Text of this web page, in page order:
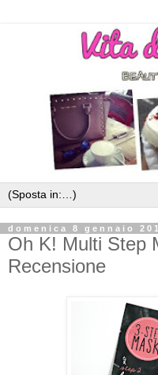
domenica 8 gennaio
Oh K! Multi Step
Recensione